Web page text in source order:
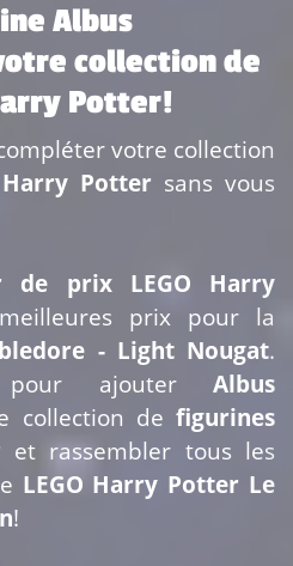
Albus
collection de
Potter!
votre collection
Harry Potter sans vous
de prix LEGO Harry
prix pour la
- Light Nougat.
pour ajouter Albus
collection de figurines
et rassembler tous les
LEGO Harry Potter Le
!